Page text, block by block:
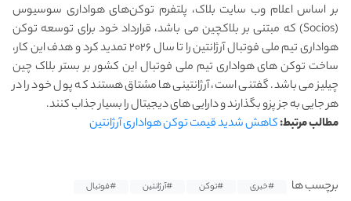
بر اساس اعلام وب سایت بلاک، پلتفرم توکن‌های هواداری سوسیوس
(Socios) که مبتنی بر بلاکچین می باشد، قرارداد خود برای توسعه توکن
هواداری تیم ملی فوتبال آرژانتین را تا سال ۲۰۲۶ تمدید کرد و هدف این کار،
ساخت توکن‌ های هواداری تیم ملی فوتبال این کشور بر بستر بلاک چین
چیلیز می باشد. گفتنی است، آرژانتینی ها مشتاق هستند که پول خود را در
هر جایی به جز پزو بگذارند و دارایی های دیجیتال را بسیار جذاب کنند.
مطالب مرتبط:کاهش شدید قیمت توکن هواداری آرژانتین
برچسب ها #خبری #توکن #آرژانتین
#فوتبال